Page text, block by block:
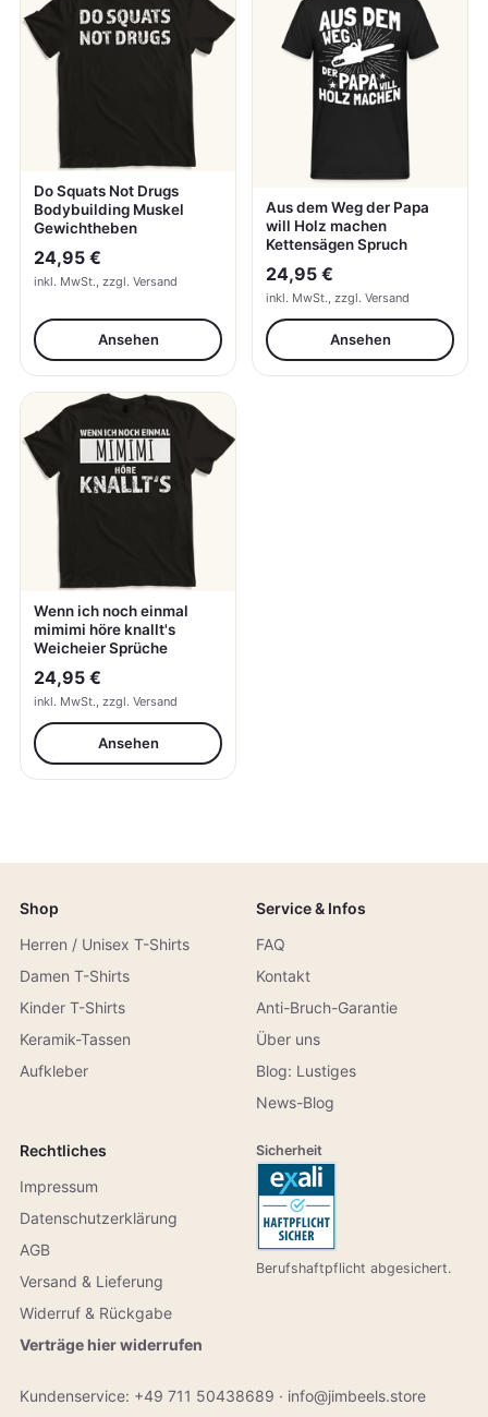
Do Squats Not Drugs
Bodybuilding Muskel
Gewichtheben
24,95 €
inkl. MwSt., zzgl. Versand
Ansehen
Aus dem Weg der Papa
will Holz machen
Kettensägen Spruch
24,95 €
inkl. MwSt., zzgl. Versand
Ansehen
Wenn ich noch einmal
mimimi höre knallt's
Weicheier Sprüche
24,95 €
inkl. MwSt., zzgl. Versand
Ansehen
Shop
Herren / Unisex T-Shirts
Damen T-Shirts
Kinder T-Shirts
Keramik-Tassen
Aufkleber
Service & Infos
FAQ
Kontakt
Anti-Bruch-Garantie
Über uns
Blog: Lustiges
News-Blog
Rechtliches
Impressum
Datenschutzerklärung
AGB
Versand & Lieferung
Widerruf & Rückgabe
Verträge hier widerrufen
Sicherheit
Berufshaftpflicht abgesichert.
Kundenservice: +49 711 50438689 · info@jimbeels.store